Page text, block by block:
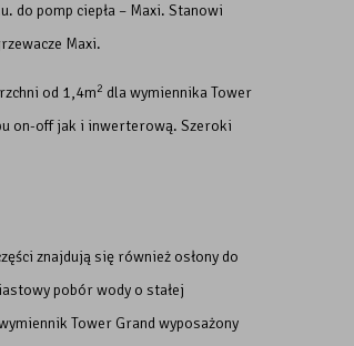
do pomp ciepła – Maxi. Stanowi
Maxi.
od 1,4m2 dla wymiennika Tower
on-off jak i inwerterową. Szeroki
znajdują się również osłony do
pobór wody o stałej
Tower Grand wyposażony